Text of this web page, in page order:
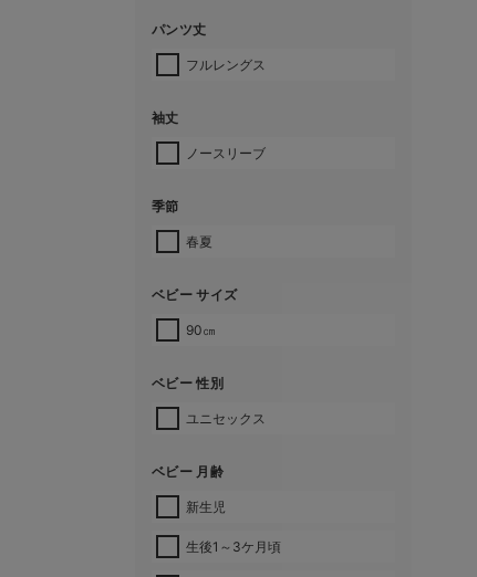
パンツ丈
フルレングス
袖丈
ノースリーブ
季節
春夏
ベビー サイズ
90㎝
ベビー 性別
ユニセックス
ベビー 月齢
新生児
生後1～3ケ月頃